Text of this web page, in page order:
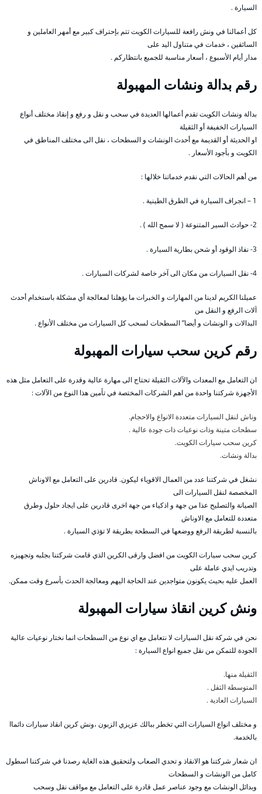
السيارة .
كل أعمالنا في ونش رافعة للسيارات الكويت تتم بإحتراف كبير مع أمهر العاملين و
السائقين ، خدمات في متناول اليد على
مدار أيام الأسبوع ، أسعار مناسبة للجميع بانتظاركم .
رقم بدالة ونشات المهبولة
بدالة ونشات الكويت تقدم أعمالها العديدة في سحب و نقل و رفع و إنقاذ مختلف أنواع
السيارات الخفيفة أو الثقيلة
او الحديثة أو القديمة مع أحدث الونشات و السطحات ، نقل الى مختلف المناطق في
الكويت و بأجود الأسعار .
من أهم الحالات التي نقدم خدماتنا خلالها :
1 – انجراف السيارة في الطرق الطينية .
2- حوادث السير المتنوعة ( لا سمح الله ) .
3- نفاذ الوقود أو شحن بطارية السيارة .
4- نقل السيارات من مكان الى آخر خاصة لشركات السيارات .
عميلنا الكريم لدينا من المهارات و الخبرات ما يؤهلنا لمعالجة أي مشكلة باستخدام أحدث
آلات الرفع و النقل من
البدالات و الونشات و أيضا” السطحات لسحب كل السيارات من مختلف الأنواع .
رقمكرين سحب سيارات المهبولة
ان التعامل مع المعدات والآلات الثقيلة تحتاج الى مهارة عالية وقدرة على التعامل مثل هذه
الأجهزة شركتنا واحدة من اهم الشركات المختصة في تأمين هذا النوع من الآلات :
وناش لنقل السيارات متعددة الانواع والاحجام.
سطحات متينة وذات نوعيات ذات جودة عالية .
كرين سحب سيارات الكويت.
بدالة ونشات.
نشغل في شركتنا عدد من العمال الاقوياء ليكون. قادرين على التعامل مع الاوناش
المخصصة لنقل السيارات الى
الصيانة والتصليح عذا من جهة و اذكياء من جهة اخرى قادرين على ايجاد حلول وطرق
متعددة للتعامل مع الاوناش
بالنسبة لطريقة الرفع ووضعها في السطحة بطريقة لا تؤذي السيارة .
كرين سحب سيارات الكويت من افضل وارقى الكرين الذي قامت شركتنا بجلبه وتجهيزه
وتدريب ايدي عاملة على
العمل عليه بحيث يكونون متواجدين عند الحاجة اليهم ومعالجة الحدث بأسرع وقت ممكن.
ونش كرين انقاذ سيارات المهبولة
نحن في شركة نقل السيارات لا نتعامل مع اي نوع من السطحات انما نختار نوعيات عالية
الجودة للتمكن من نقل جميع انواع السيارة :
الثقيلة منها.
المتوسطة الثقل .
السيارات العادية .
و مختلف انواع السيارات التي تخطر ببالك عزيزي الزبون ،ونش كرين انقاذ سيارات دائماا
بالخدمة.
ان شعار شركتنا هو الانقاذ و تحدي الصعاب ولتحقيق هذه الغاية رصدنا في شركتنا اسطول
كامل من الونشات و السطحات
وبدائل الونشات مع وجود عناصر عمل قادرة على التعامل مع مواقف نقل وسحب